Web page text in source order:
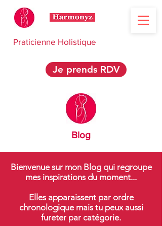
Je prends RDV
Praticienne Holistique
Blog
Bienvenue sur mon Blog qui regroupe
mes inspirations du moment...
Elles apparaissent par ordre
chronologique mais tu peux aussi
fureter par catégorie.